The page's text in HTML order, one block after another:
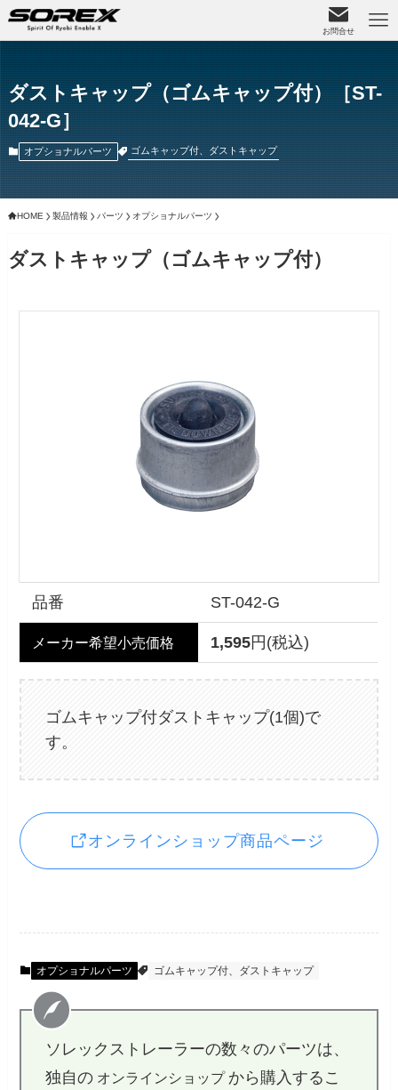
お問合せ
ダストキャップ（ゴムキャップ付）［ST-
042-G］
オプショナルパーツ ゴムキャップ付、ダストキャップ
HOME 製品情報 パーツ オプショナルパーツ
ダストキャップ（ゴムキャップ付）
品番 ST-042-G
メーカー希望小売価格 1,595円(税込)
ゴムキャップ付ダストキャップ(1個)で
す。
オンラインショップ商品ページ
オプショナルパーツ ゴムキャップ付、ダストキャップ
ソレックストレーラーの数々のパーツは、
独自の オンラインショップ から購入するこ